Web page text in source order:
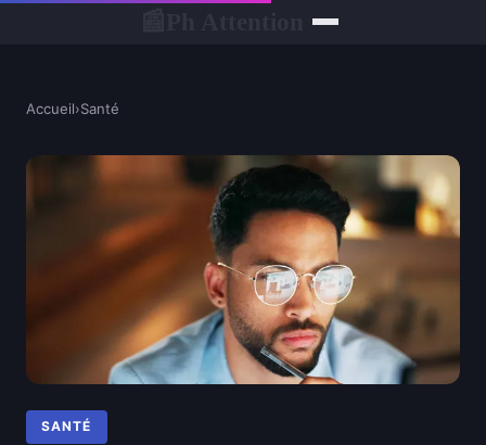
Accueil›Santé
SANTÉ